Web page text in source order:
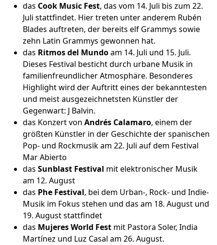
das Cook Music Fest, das vom 14. Juli bis zum 22.
Juli stattfindet. Hier treten unter anderem Rubén
Blades auftreten, der bereits elf Grammys sowie
zehn Latin Grammys gewonnen hat.
das Ritmos del Mundoam 14. Juli und 15. Juli.
Dieses Festival besticht durch urbane Musik in
familienfreundlicher Atmosphäre. Besonderes
Highlight wird der Auftritt eines der bekanntesten
und meist ausgezeichnetsten Künstler der
Gegenwart: J Balvin.
das Konzert von Andrés Calamaro, einem der
größten Künstler in der Geschichte der spanischen
Pop- und Rockmusik am 22. Juli auf dem Festival
Mar Abierto
das Sunblast Festival mit elektronischer Musik
am 12. August
das Phe Festival, bei dem Urban-, Rock- und Indie-
Musik im Fokus stehen und das am 18. August und
19. August stattfindet
das Mujeres World Fest mit Pastora Soler, India
Martínez und Luz Casal am 26. August.